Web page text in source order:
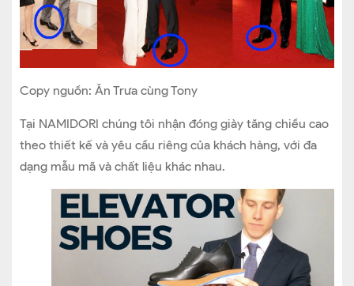
Copy nguồn: Ăn Trưa cùng Tony
Tại NAMIDORI chúng tôi nhận đóng giày tăng chiều cao
theo thiết kế và yêu cầu riêng của khách hàng, với đa
dạng mẫu mã và chất liệu khác nhau.